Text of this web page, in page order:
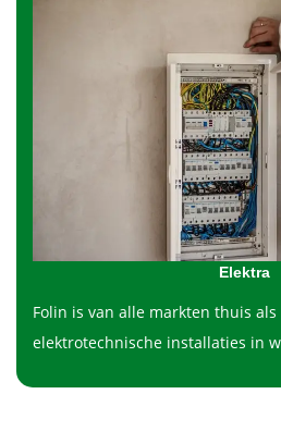
Elektra
Folin is van alle markten thuis
elektrotechnische installaties in